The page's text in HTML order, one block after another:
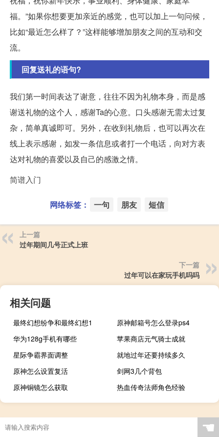
福。”如果你想要更加亲近的感觉，也可以加上一句问候，
比如“最近怎么样了？”这样能够增加朋友之间的互动和交
流。
回复送礼的语句?
我们第一时间表达了谢意，往往不因为礼物本身，而是感
谢送礼物的这个人，感谢Ta的心意。口头感谢无需太过复
杂，简单真诚即可。另外，在收到礼物后，也可以再次在
线上表示感谢，如发一条信息或者打一个电话，向对方表
达对礼物的喜爱以及自己的感激之情。
简谱入门
网络标签： 一句 朋友 短信
上一篇
过年期间几号正式上班
下一篇
过年可以在家玩手机吗吗
相关问题
最终幻想纷争和最终幻想1
原神邮箱号怎么登录ps4
华为128g手机有哪些
苹果商店元气骑士成就
星际争霸界面调整
就地过年还要持续多久
原神怎么设置复活
剑网3几个背包
原神铜镜怎么获取
热血传奇法师角色经验
☚